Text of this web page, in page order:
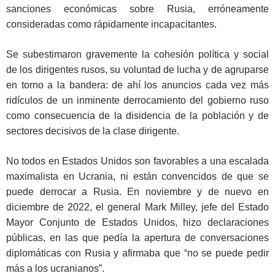
sanciones económicas sobre Rusia, erróneamente
consideradas como rápidamente incapacitantes.
Se subestimaron gravemente la cohesión política y social
de los dirigentes rusos, su voluntad de lucha y de agruparse
en torno a la bandera: de ahí los anuncios cada vez más
ridículos de un inminente derrocamiento del gobierno ruso
como consecuencia de la disidencia de la población y de
sectores decisivos de la clase dirigente.
No todos en Estados Unidos son favorables a una escalada
maximalista en Ucrania, ni están convencidos de que se
puede derrocar a Rusia. En noviembre y de nuevo en
diciembre de 2022, el general Mark Milley, jefe del Estado
Mayor Conjunto de Estados Unidos, hizo declaraciones
públicas, en las que pedía la apertura de conversaciones
diplomáticas con Rusia y afirmaba que “no se puede pedir
más a los ucranianos”.